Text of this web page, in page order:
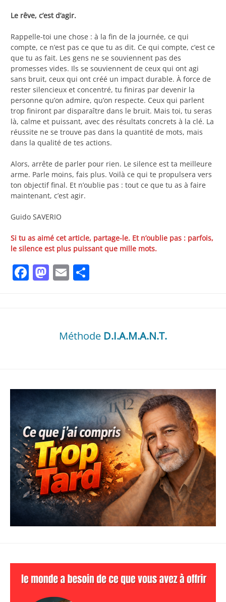
Le rêve, c’est d’agir.
Rappelle-toi une chose : à la fin de la journée, ce qui
compte, ce n’est pas ce que tu as dit. Ce qui compte, c’est ce
que tu as fait. Les gens ne se souviennent pas des
promesses vides. Ils se souviennent de ceux qui ont agi
sans bruit, ceux qui ont créé un impact durable. À force de
rester silencieux et concentré, tu finiras par devenir la
personne qu’on admire, qu’on respecte. Ceux qui parlent
trop finiront par disparaître dans le bruit. Mais toi, tu seras
là, calme et puissant, avec des résultats concrets à la clé. La
réussite ne se trouve pas dans la quantité de mots, mais
dans la qualité de tes actions.
Alors, arrête de parler pour rien. Le silence est ta meilleure
arme. Parle moins, fais plus. Voilà ce qui te propulsera vers
ton objectif final. Et n’oublie pas : tout ce que tu as à faire
maintenant, c’est agir.
Guido SAVERIO
Si tu as aimé cet article, partage-le. Et n’oublie pas : parfois,
le silence est plus puissant que mille mots.
Facebook
Mastodon
Email
Méthode D.I.A.M.A.N.T.